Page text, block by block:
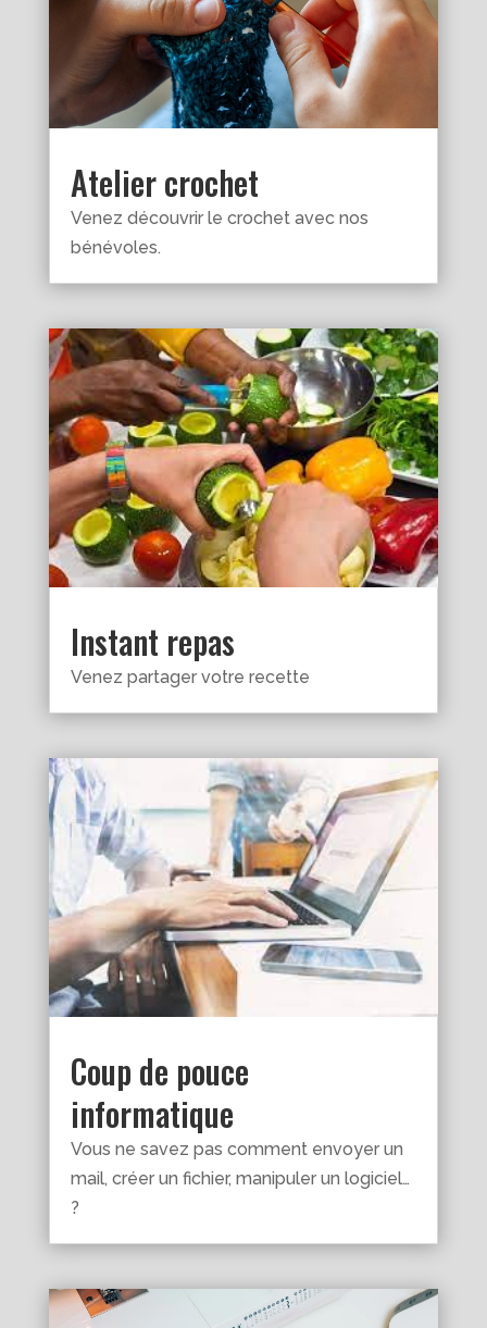
Atelier crochet
Venez découvrir le crochet avec nos
bénévoles.
Instant repas
Venez partager votre recette
Coup de pouce
informatique
Vous ne savez pas comment envoyer un
mail, créer un fichier, manipuler un logiciel…
?